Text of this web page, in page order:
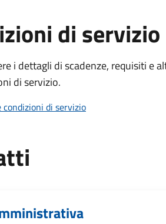
di servizio
i dettagli di scadenze, requisiti e
di servizio.
condizioni di servizio